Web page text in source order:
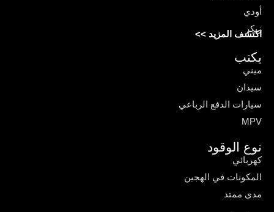
أودي
زيكر
اكتشف المزيد >>
يكتب
ميني
سيدان
سيارات الدفع الرباعي
MPV
نوع الوقود
كهربائي
المكونات في الهجين
مدى ممتد